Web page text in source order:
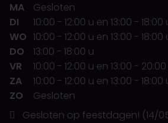
MA
Gesloten
DI
10:00 - 12:00 u en 13:00 - 18:00
WO 10:00 - 12:00 u en 13:00 - 18:00
DO
13:00 - 18:00 u
VR
10:00 - 12:00 u en 13:00 -
ZA
10:00 - 12:00 u en 13:00 - 18:00
ZO
Gesloten
Gesloten op feestdagen! (14/